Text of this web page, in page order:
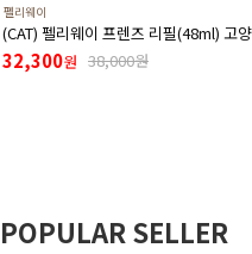
펠리웨이
(CAT) 펠리웨이 프렌즈 리필(48ml) 고
32,300원 38,000원
POPULAR SELLER